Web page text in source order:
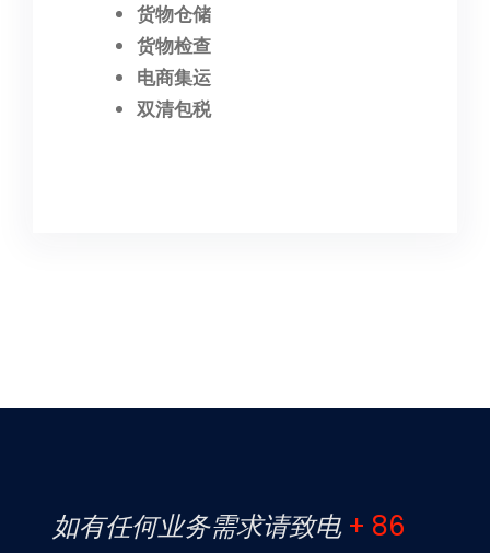
货物仓储
货物检查
电商集运
双清包税
如有任何业务需求请致电 + 86